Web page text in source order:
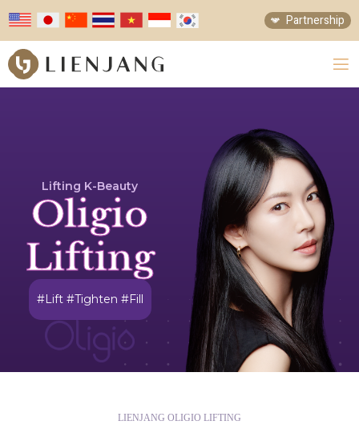
Partnership
Lifting K-Beauty
Oligio
Lifting
#Lift #Tighten #Fill
LIENJANG OLIGIO LIFTING